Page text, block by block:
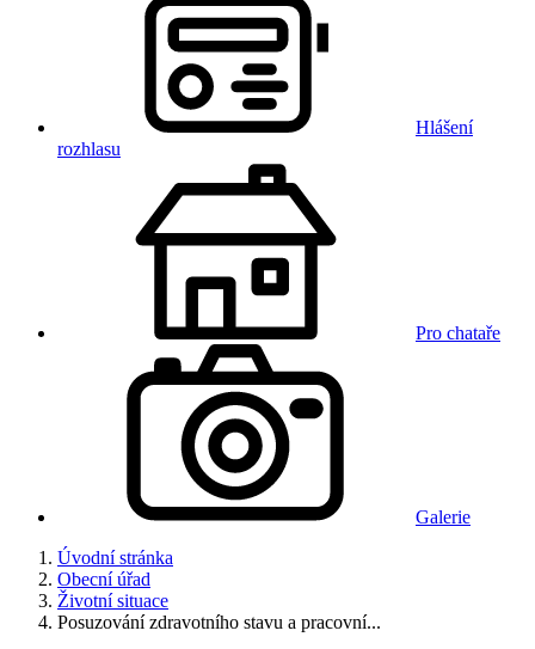
Hlášení
rozhlasu
Pro chataře
Galerie
Úvodní stránka
Obecní úřad
Životní situace
Posuzování zdravotního stavu a pracovní...